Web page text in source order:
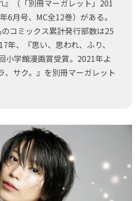
』（「別冊マーガレット」201
6月号、MC全12巻）がある。
コミックス累計発行部数は25
年、『思い、思われ、ふり、
小学館漫画賞受賞。2021年よ
、サク。』を別冊マーガレット